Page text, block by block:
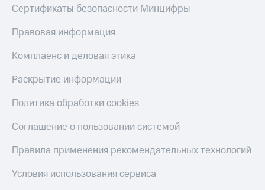
Сертификаты безопасности Минцифры
Правовая информация
Комплаенс и деловая этика
Раскрытие информации
Политика обработки cookies
Соглашение о пользовании системой
Правила применения рекомендательных технологий
Условия использования сервиса